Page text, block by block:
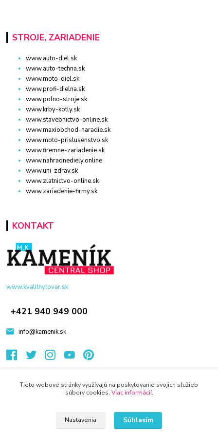
STROJE, ZARIADENIE
www.auto-diel.sk
www.auto-techna.sk
www.moto-diel.sk
www.profi-dielna.sk
www.polno-stroje.sk
www.krby-kotly.sk
www.stavebnictvo-online.sk
www.maxiobchod-naradie.sk
www.moto-prislusenstvo.sk
www.firemne-zariadenie.sk
www.nahradnediely.online
www.uni-zdrav.sk
www.zlatnictvo-online.sk
www.zariadenie-firmy.sk
KONTAKT
www.kvalitnytovar.sk
+421 940 949 000
info@kamenik.sk
Tieto webové stránky využívajú na poskytovanie svojich služieb
súbory cookies. Viac informácií.
Nastavenia Súhlasím